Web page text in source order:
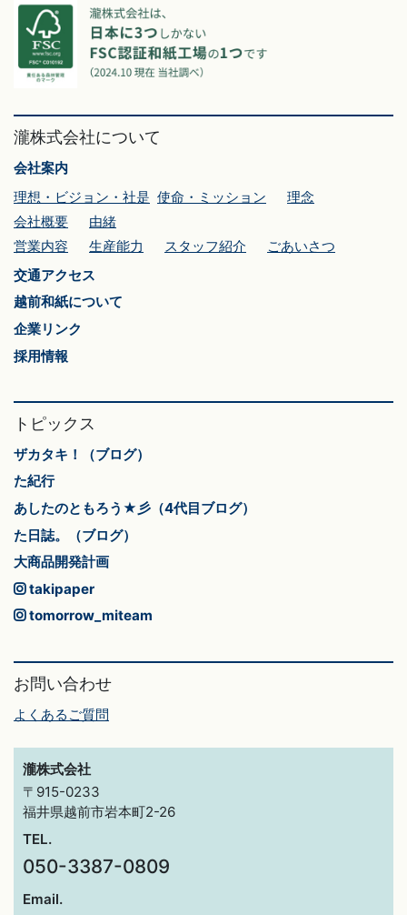
瀧株式会社について
会社案内
理想・ビジョン・社是 使命・ミッション
理念
会社概要
由緒
営業内容
生産能力 スタッフ紹介
ごあいさつ
交通アクセス
越前和紙について
企業リンク
採用情報
トピックス
ザカタキ！（ブログ）
た紀行
あしたのともろう★彡（4代目ブログ）
た日誌。（ブログ）
大商品開発計画
takipaper
tomorrow_miteam
お問い合わせ
よくあるご質問
瀧株式会社
〒915-0233
福井県越前市岩本町2-26
TEL.
050-3387-0809
Email.